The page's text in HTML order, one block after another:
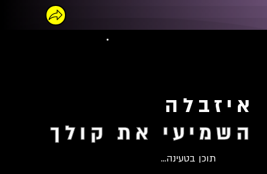
איזבלה
השמיעי את קולך
תוכן בטעינה...